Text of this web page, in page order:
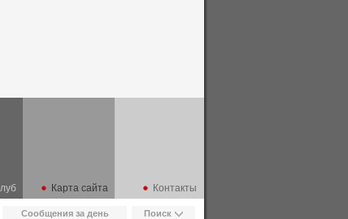
Карта сайта
Контакты
Сообщения за день Поиск